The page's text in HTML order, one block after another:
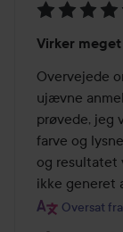
5
ud
af
5
Virker
Overvejede
ujævne
prøvede, jeg
farve og
og resultatet
ikke generet
Oversat